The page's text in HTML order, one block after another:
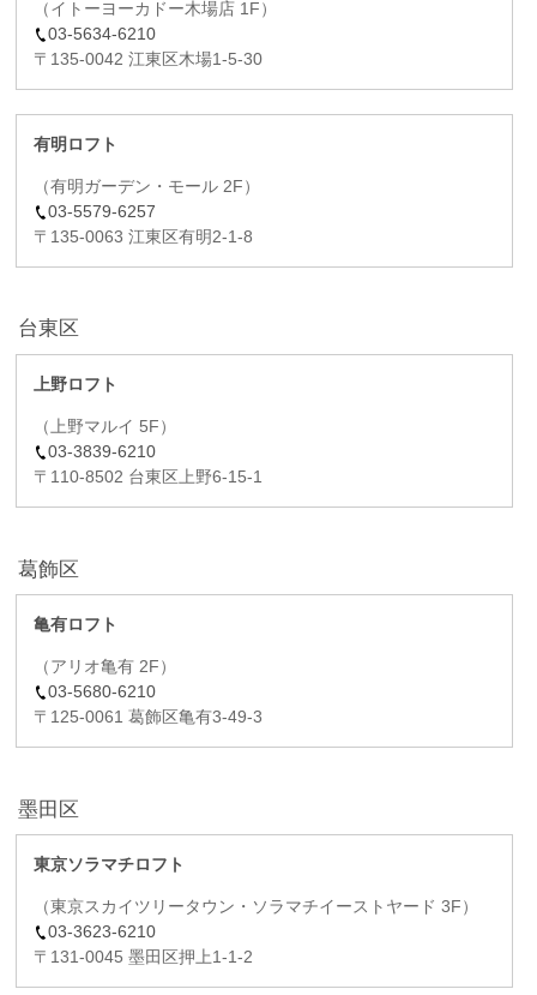
（イトーヨーカドー木場店 1F）
03-5634-6210
〒135-0042 江東区木場1-5-30
有明ロフト
（有明ガーデン・モール 2F）
03-5579-6257
〒135-0063 江東区有明2-1-8
台東区
上野ロフト
（上野マルイ 5F）
03-3839-6210
〒110-8502 台東区上野6-15-1
葛飾区
亀有ロフト
（アリオ亀有 2F）
03-5680-6210
〒125-0061 葛飾区亀有3-49-3
墨田区
東京ソラマチロフト
（東京スカイツリータウン・ソラマチイーストヤード 3F）
03-3623-6210
〒131-0045 墨田区押上1-1-2